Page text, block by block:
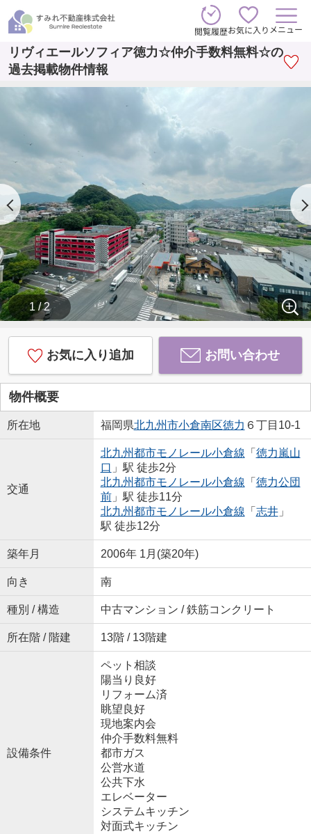
閲覧履歴お気に入り メニュー
リヴィエールソフィア徳力☆仲介手数料無料☆の
過去掲載物件情報
1 / 2
お気に入り追加 お問い合わせ
物件概要
所在地 福岡県北九州市小倉南区徳力 ６丁目10-1
交通
北九州都市モノレール小倉線 「 徳力嵐山
口 」駅 徒歩2分
北九州都市モノレール小倉線 「 徳力公団
前」駅 徒歩11分
北九州都市モノレール小倉線 「 志井」
駅 徒歩12分
築年月 2006年 1月(築20年)
向き 南
種別 / 構造 中古マンション / 鉄筋コンクリート
所在階 / 階建 13階 / 13階建
設備条件
ペット相談
陽当り良好
リフォーム済
眺望良好
現地案内会
仲介手数料無料
都市ガス
公営水道
公共下水
エレベーター
システムキッチン
対面式キッチン